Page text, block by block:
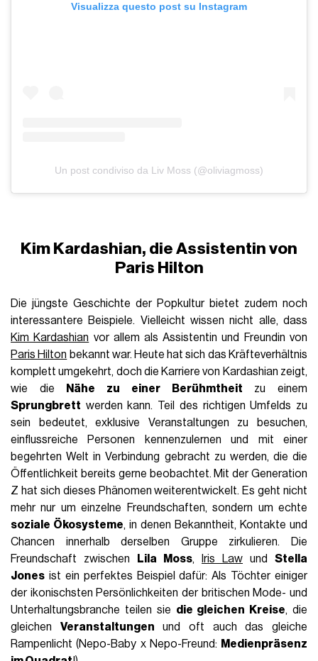
Visualizza questo post su Instagram
Un post condiviso da Liv Moss (@oliviagmoss)
Kim Kardashian, die Assistentin von
Paris Hilton
Die jüngste Geschichte der Popkultur bietet zudem noch
interessantere Beispiele. Vielleicht wissen nicht alle, dass
Kim Kardashian vor allem als Assistentin und Freundin von
Paris Hilton bekannt war. Heute hat sich das Kräfteverhältnis
komplett umgekehrt, doch die Karriere von Kardashian zeigt,
wie die
Nähe zu einer Berühmtheit zu einem
Sprungbrett werden kann. Teil des richtigen Umfelds zu
sein bedeutet, exklusive Veranstaltungen zu besuchen,
einflussreiche Personen kennenzulernen und mit einer
begehrten Welt in Verbindung gebracht zu werden, die die
Öffentlichkeit bereits gerne beobachtet. Mit der Generation
Z hat sich dieses Phänomen weiterentwickelt. Es geht nicht
mehr nur um einzelne Freundschaften, sondern um echte
soziale Ökosysteme, in denen Bekanntheit, Kontakte und
Chancen innerhalb derselben Gruppe zirkulieren. Die
Freundschaft zwischen
Lila Moss, Iris Law und Stella
Jones ist ein perfektes Beispiel dafür: Als Töchter einiger
der ikonischsten Persönlichkeiten der britischen Mode- und
Unterhaltungsbranche teilen sie die gleichen Kreise, die
gleichen Veranstaltungen und oft auch das gleiche
Rampenlicht (Nepo-Baby x Nepo-Freund: Medienpräsenz